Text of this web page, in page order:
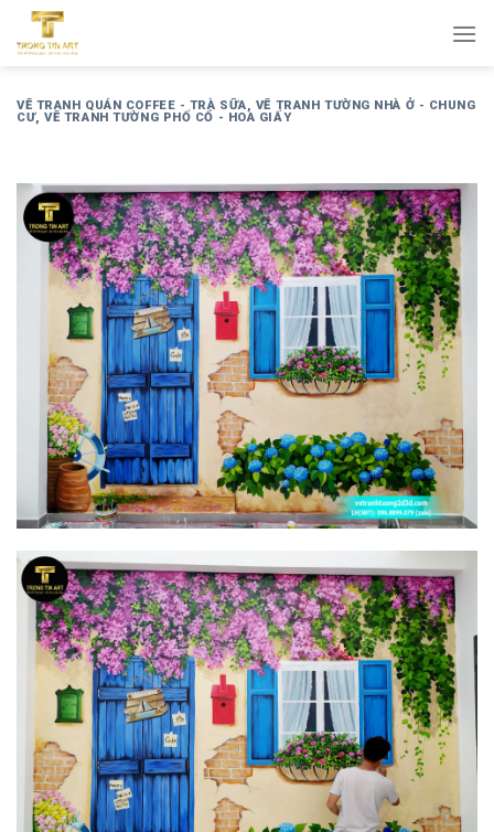
qua
dungVẼ TRANH QUÁN COFFEE - TRÀ SỮA, VẼ TRANH TƯỜNG NHÀ Ở - CHUNG
CƯ,VẼ TRANH TƯỜNG PHỐ CỔ - HOA GIẤY